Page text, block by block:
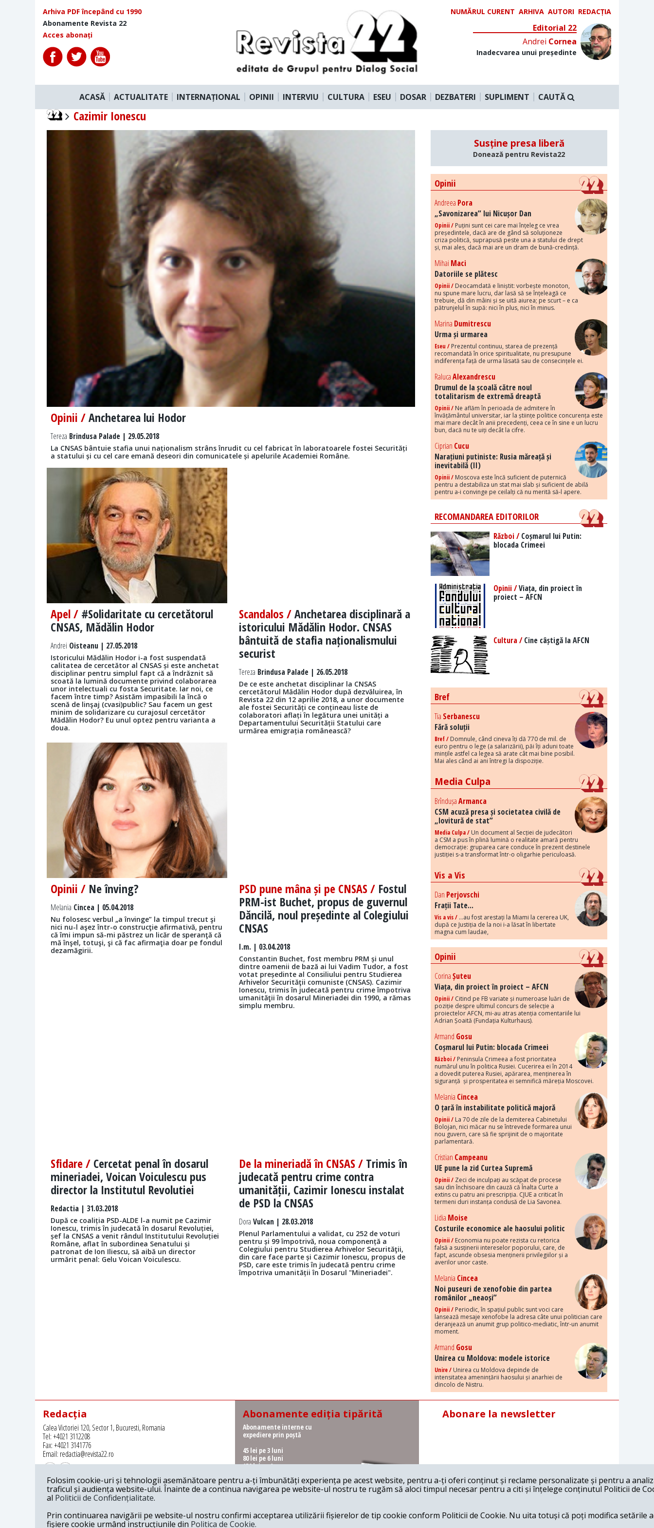
Arhiva PDF începând cu 1990
Abonamente Revista 22
Acces abonați
NUMĂRUL CURENT ARHIVA AUTORI REDACȚIA
Editorial 22
Andrei Cornea
Inadecvarea unui președinte
ACASĂ ACTUALITATE INTERNAȚIONAL OPINII INTERVIU CULTURA ESEU DOSAR DEZBATERI SUPLIMENT CAUTĂ
Cazimir Ionescu
Opinii /Anchetarea lui Hodor
Tereza Brindusa Palade | 29.05.2018
La CNSAS bântuie stafia unui naționalism strâns înrudit cu cel fabricat în laboratoarele fostei Securități
a statului și cu cel care emană deseori din comunicatele și apelurile Academiei Române.
Apel / #Solidaritate cu cercetătorul
CNSAS, Mădălin Hodor
Andrei Oisteanu | 27.05.2018
Istoricului Mădălin Hodor i-a fost suspendată
calitatea de cercetător al CNSAS și este anchetat
disciplinar pentru simplul fapt că a îndrăznit să
scoată la lumină documente privind colaborarea
unor intelectuali cu fosta Securitate. Iar noi, ce
facem între timp? Asistăm impasibili la încă o
scenă de linşaj (cvasi)public? Sau facem un gest
minim de solidarizare cu curajosul cercetător
Mădălin Hodor? Eu unul optez pentru varianta a
doua.
Scandalos /Anchetarea disciplinară a
istoricului Mădălin Hodor. CNSAS
bântuită de stafia naționalismului
securist
Tereza Brindusa Palade | 26.05.2018
De ce este anchetat disciplinar la CNSAS
cercetătorul Mădălin Hodor după dezvăluirea, în
Revista 22 din 12 aprilie 2018, a unor documente
ale fostei Securități ce conțineau liste de
colaboratori aflați în legătura unei unități a
Departamentului Securității Statului care
urmărea emigrația românească?
Opinii / Ne înving?
Melania Cincea | 05.04.2018
Nu folosesc verbul „a învinge” la timpul trecut şi
nici nu-l aşez într-o construcţie afirmativă, pentru
că îmi impun să-mi păstrez un licăr de speranţă că
mă înşel, totuşi, şi că fac afirmaţia doar pe fondul
dezamăgirii.
PSD pune mâna și pe CNSAS / Fostul
PRM-ist Buchet, propus de guvernul
Dăncilă, noul președinte al Colegiului
CNSAS
I.m. | 03.04.2018
Constantin Buchet, fost membru PRM și unul
dintre oamenii de bază ai lui Vadim Tudor, a fost
votat președinte al Consiliului pentru Studierea
Arhivelor Securităţii comuniste (CNSAS). Cazimir
Ionescu, trimis în judecată pentru crime împotriva
umanităţii în dosarul Mineriadei din 1990, a rămas
simplu membru.
Sfidare / Cercetat penal în dosarul
mineriadei, Voican Voiculescu pus
director la Institutul Revolutiei
Redactia | 31.03.2018
După ce coaliția PSD-ALDE l-a numit pe Cazimir
Ionescu, trimis în judecată în dosarul Revoluției,
șef la CNSAS a venit rândul Institutului Revoluției
Române, aflat în subordinea Senatului și
patronat de Ion Iliescu, să aibă un director
urmărit penal: Gelu Voican Voiculescu.
De la mineriadă în CNSAS / Trimis în
judecată pentru crime contra
umanității, Cazimir Ionescu instalat
de PSD la CNSAS
Dora Vulcan | 28.03.2018
Plenul Parlamentului a validat, cu 252 de voturi
pentru și 99 împotrivă, noua componență a
Colegiului pentru Studierea Arhivelor Securităţii,
din care face parte și Cazimir Ionescu, propus de
PSD, care este trimis în judecată pentru crime
împotriva umanității în Dosarul "Mineriadei".
Susține presa liberă
Donează pentru Revista22
Opinii
Andreea Pora
„Savonizarea” lui Nicușor Dan
Opinii / Puțini sunt cei care mai înțeleg ce vrea
președintele, dacă are de gând să soluționeze
criza politică, suprapusă peste una a statului de drept
și, mai ales, dacă mai are un dram de bună-credință.
Mihai Maci
Datoriile se plătesc
Opinii / Deocamdată e liniștit: vorbește monoton,
nu spune mare lucru, dar lasă să se înțeleagă ce
trebuie, dă din mâini și se uită aiurea; pe scurt – e ca
pătrunjelul în supă: nici în plus, nici în minus.
Marina Dumitrescu
Urma și urmarea
Eseu / Prezentul continuu, starea de prezență
recomandată în orice spiritualitate, nu presupune
indiferența față de urma lăsată sau de consecințele ei.
RalucaAlexandrescu
Drumul de la școală către noul
totalitarism de extremă dreaptă
Opinii / Ne aflăm în perioada de admitere în
învățământul universitar, iar la științe politice concurența este
mai mare decât în anii precedenți, ceea ce în sine e un lucru
bun, dacă nu te uiți decât la cifre.
Ciprian Cucu
Narațiuni putiniste: Rusia măreață și
inevitabilă (II)
Opinii / Moscova este încă suficient de puternică
pentru a destabiliza un stat mai slab și suficient de abilă
pentru a-i convinge pe ceilalți că nu merită să-l apere.
RECOMANDAREA EDITORILOR
Război /Coșmarul lui Putin:
blocada Crimeei
Opinii /Viața, din proiect în
proiect – AFCN
Cultura /Cine câștigă la AFCN
Bref
Tia Serbanescu
Fără soluții
Bref / Domnule, când cineva îți dă 770 de mil. de
euro pentru o lege (a salarizării), păi îți aduni toate
mințile astfel ca legea să arate cât mai bine posibil.
Mai ales când ai ani întregi la dispoziție.
Media Culpa
BrîndușaArmanca
CSM acuză presa și societatea civilă de
„lovitură de stat”
Media Culpa / Un document al Secției de judecători
a CSM a pus în plină lumină o realitate amară pentru
democrație: gruparea care conduce în prezent destinele
justiției s-a transformat într-o oligarhie periculoasă.
Vis a Vis
Dan Perjovschi
Frații Tate...
Vis a vis / ...au fost arestați la Miami la cererea UK,
după ce Justiția de la noi i-a lăsat în libertate
magna cum laudae,
Opinii
CorinaȘuteu
Viața, din proiect în proiect – AFCN
Opinii / Citind pe FB variate și numeroase luări de
poziție despre ultimul concurs de selecție a
proiectelor AFCN, mi-au atras atenția comentariile lui
Adrian Șoaită (Fundația Kulturhaus).
Armand Gosu
Coșmarul lui Putin: blocada Crimeei
Război / Peninsula Crimeea a fost prioritatea
numărul unu în politica Rusiei. Cucerirea ei în 2014
a dovedit puterea Rusiei, apărarea, menținerea în
siguranță și prosperitatea ei semnifică măreția Moscovei.
Melania Cincea
O țară în instabilitate politică majoră
Opinii / La 70 de zile de la demiterea Cabinetului
Bolojan, nici măcar nu se întrevede formarea unui
nou guvern, care să fie sprijinit de o majoritate
parlamentară.
Cristian Campeanu
UE pune la zid Curtea Supremă
Opinii / Zeci de inculpați au scăpat de procese
sau din închisoare din cauză că Înalta Curte a
extins cu patru ani prescripția. CJUE a criticat în
termeni duri instanța condusă de Lia Savonea.
Lidia Moise
Costurile economice ale haosului politic
Opinii / Economia nu poate rezista cu retorica
falsă a susținerii intereselor poporului, care, de
fapt, ascunde obsesia menținerii privilegiilor și a
averilor unor caste.
Melania Cincea
Noi puseuri de xenofobie din partea
românilor „neaoși”
Opinii / Periodic, în spațiul public sunt voci care
lansează mesaje xenofobe la adresa câte unui politician care
deranjează un anumit grup politico-mediatic, într-un anumit
moment.
Armand Gosu
Unirea cu Moldova: modele istorice
Unire / Unirea cu Moldova depinde de
intensitatea amenințării haosului și anarhiei de
dincolo de Nistru.
Redacția
Calea Victoriei 120, Sector 1, Bucuresti, Romania
Tel: +4021 3112208
Fax: +4021 3141776
Email: redactia@revista22.ro
Revista 22 este editata de
Abonamente ediția tipărită
Abonamente interne cu
expediere prin poștă
45 lei pe 3 luni
80 lei pe 6 luni
150 lei pe 1 an
Abonamente interne cu
ridicare de la redacție
62 lei pe 6 luni
115 lei pe 1 an
Abonare la newsletter
Folosim cookie-uri și tehnologii asemănătoare pentru a-ți îmbunătăți experiența pe acest website, pentru a-ți oferi conținut și reclame personalizate și pentru a
traficul și audiența website-ului. Înainte de a continua navigarea pe website-ul nostru te rugăm să aloci timpul necesar pentru a citi și înțelege conținutul Politicii de
al Politicii de Confidențialitate.
Prin continuarea navigării pe website-ul nostru confirmi acceptarea utilizării fișierelor de tip cookie conform Politicii de Cookie. Nu uita totuși că poți modifica setările
fișiere cookie urmând instrucțiunile din Politica de Cookie.